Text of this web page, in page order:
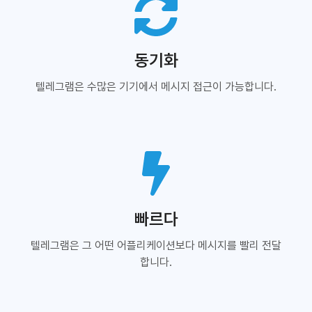
동기화
텔레그램은 수많은 기기에서 메시지 접근이 가능합니다.
빠르다
텔레그램은 그 어떤 어플리케이션보다 메시지를 빨리 전달
합니다.